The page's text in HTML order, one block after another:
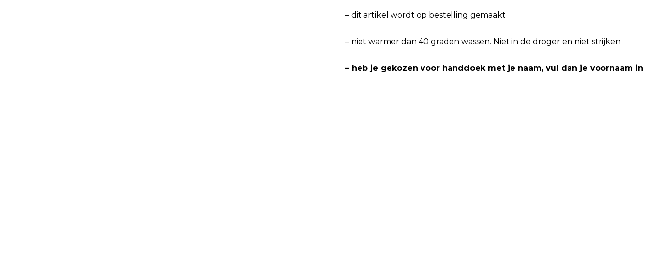
– dit artikel wordt op bestelling gemaakt
– niet warmer dan 40 graden wassen. Niet in de droger en niet strijken
– heb je gekozen voor handdoek met je naam, vul dan je voornaam in